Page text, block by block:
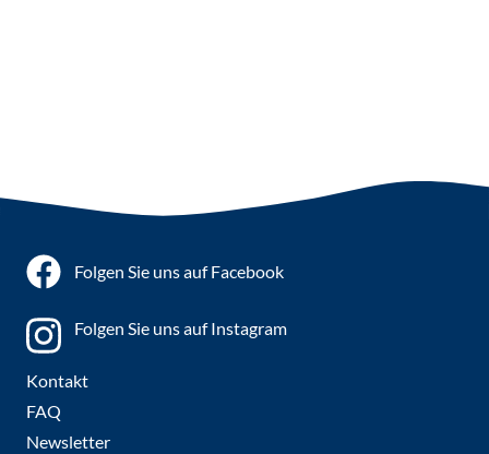
Folgen Sie uns auf Facebook
Folgen Sie uns auf Instagram
Kontakt
FAQ
Newsletter